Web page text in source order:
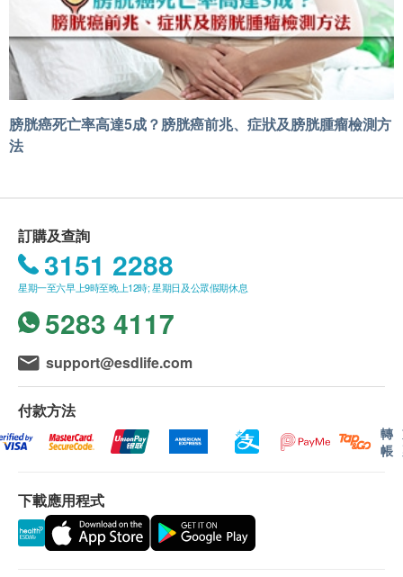
膀胱癌死亡率高達5成？膀胱癌前兆、症狀及膀胱腫瘤檢測方
法
訂購及查詢
3151 2288
星期一至六早上9時至晚上12時; 星期日及公眾假期休息
5283 4117
support@esdlife.com
付款方法
轉
帳
下載應用程式